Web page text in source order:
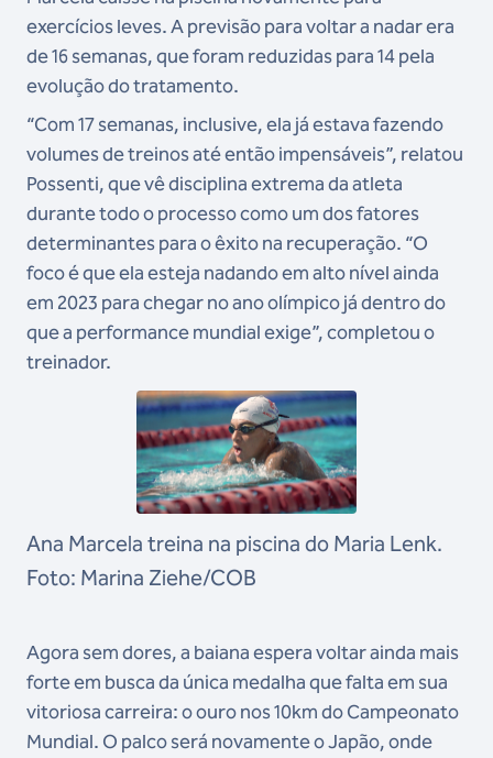
exercícios leves. A previsão para voltar a nadar era
de 16 semanas, que foram reduzidas para 14 pela
evolução do tratamento.
“Com 17 semanas, inclusive, ela já estava fazendo
volumes de treinos até então impensáveis”, relatou
Possenti, que vê disciplina extrema da atleta
durante todo o processo como um dos fatores
determinantes para o êxito na recuperação. “O
foco é que ela esteja nadando em alto nível ainda
em 2023 para chegar no ano olímpico já dentro do
que a performance mundial exige”, completou o
treinador.
Ana Marcela treina na piscina do Maria Lenk.
Foto: Marina Ziehe/COB
Agora sem dores, a baiana espera voltar ainda mais
forte em busca da única medalha que falta em sua
vitoriosa carreira: o ouro nos 10km do Campeonato
Mundial. O palco será novamente o Japão, onde